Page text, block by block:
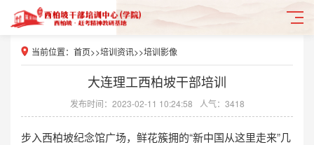
当前位置： 首页>>培训资讯>>培训影像
大连理工西柏坡干部培训
发布时间：2023-02-11 10:24:58 人气：3418
步入西柏坡纪念馆广场，鲜花簇拥的“新中国从这里走来”几